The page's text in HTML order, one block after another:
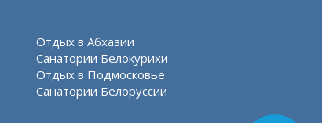
Отдых в Абхазии
Санатории Белокурихи
Отдых в Подмосковье
Санатории Белоруссии